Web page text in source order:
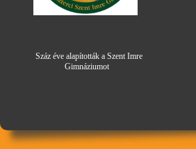
Száz éve alapították a Szent Imre
Gimnáziumot